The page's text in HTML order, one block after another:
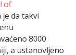
of
da takvi
8000
a ustanovljeno